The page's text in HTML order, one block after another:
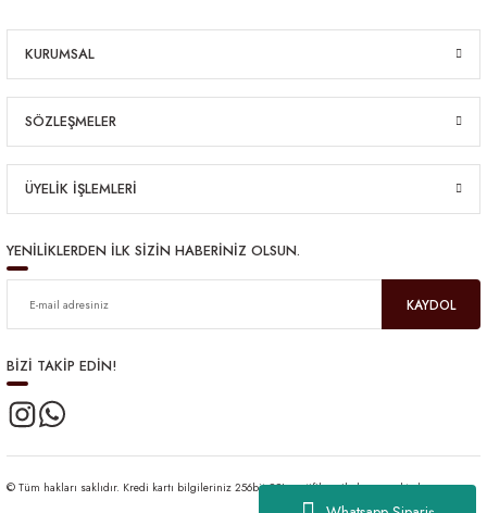
KURUMSAL
SÖZLEŞMELER
ÜYELİK İŞLEMLERİ
YENİLİKLERDEN İLK SİZİN HABERİNİZ OLSUN.
KAYDOL
BİZİ TAKİP EDİN!
© Tüm hakları saklıdır. Kredi kartı bilgileriniz 256bit SSL sertifikası ile korunmaktadır.